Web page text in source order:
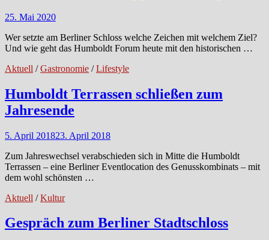
25. Mai 2020
Wer setzte am Berliner Schloss welche Zeichen mit welchem Ziel?
Und wie geht das Humboldt Forum heute mit den historischen …
Aktuell /Gastronomie /Lifestyle
Humboldt Terrassen schließen zum
Jahresende
5. April 201823. April 2018
Zum Jahreswechsel verabschieden sich in Mitte die Humboldt
Terrassen – eine Berliner Eventlocation des Genusskombinats – mit
dem wohl schönsten …
Aktuell /Kultur
Gespräch zum Berliner Stadtschloss